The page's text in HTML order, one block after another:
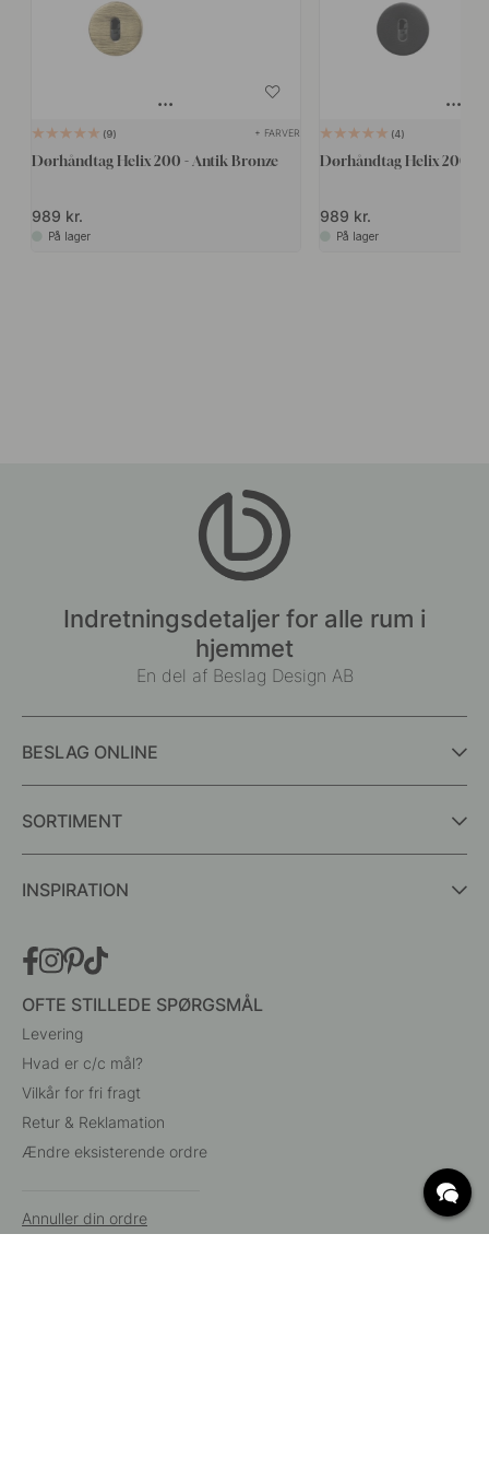
9 + FARVER
Dørhåndtag Helix 200 - Antik Bronze
989 kr.
På lager
4
Dørhåndtag Helix 200
989 kr.
På lager
Indretningsdetaljer for alle rum i
hjemmet
En del af Beslag Design AB
BESLAG ONLINE
SORTIMENT
INSPIRATION
OFTE STILLEDE SPØRGSMÅL
Levering
Hvad er c/c mål?
Vilkår for fri fragt
Retur & Reklamation
Ændre eksisterende ordre
Annuller din ordre